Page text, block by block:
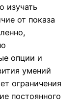
изучать
от показа
опции и
умений
ограничения
постоянного